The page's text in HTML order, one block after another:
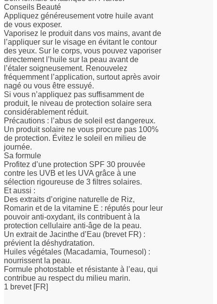
Conseils Beauté
Appliquez généreusement votre huile avant
de vous exposer.
Vaporisez le produit dans vos mains, avant de
l’appliquer sur le visage en évitant le contour
des yeux. Sur le corps, vous pouvez vaporiser
directement l’huile sur la peau avant de
l’étaler soigneusement. Renouvelez
fréquemment l’application, surtout après avoir
nagé ou vous être essuyé.
Si vous n’appliquez pas suffisamment de
produit, le niveau de protection solaire sera
considérablement réduit.
Précautions : l’abus de soleil est dangereux.
Un produit solaire ne vous procure pas 100%
de protection. Évitez le soleil en milieu de
journée.
Sa formule
Profitez d’une protection SPF 30 prouvée
contre les UVB et les UVA grâce à une
sélection rigoureuse de 3 filtres solaires.
Et aussi :
Des extraits d’origine naturelle de Riz,
Romarin et de la vitamine E : réputés pour leur
pouvoir anti-oxydant, ils contribuent à la
protection cellulaire anti-âge de la peau.
Un extrait de Jacinthe d’Eau (brevet FR) :
prévient la déshydratation.
Huiles végétales (Macadamia, Tournesol) :
nourrissent la peau.
Formule photostable et résistante à l’eau, qui
contribue au respect du milieu marin.
1 brevet [FR]